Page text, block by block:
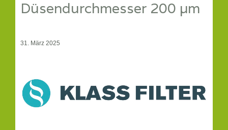
Düsendurchmesser 200 µm
31. März 2025